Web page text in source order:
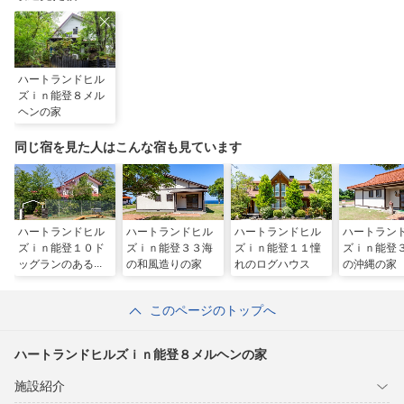
ハートランドヒル
ズｉｎ能登８メル
ヘンの家
同じ宿を見た人はこんな宿も見ています
ハートランドヒル
ズｉｎ能登１０ド
ッグランのある家
ハートランドヒル
ズｉｎ能登３３海
の和風造りの家
ハートランドヒル
ズｉｎ能登１１憧
れのログハウス
ハートラン
ズｉｎ能登
の沖縄の家
このページのトップへ
ハートランドヒルズｉｎ能登８メルヘンの家
施設紹介